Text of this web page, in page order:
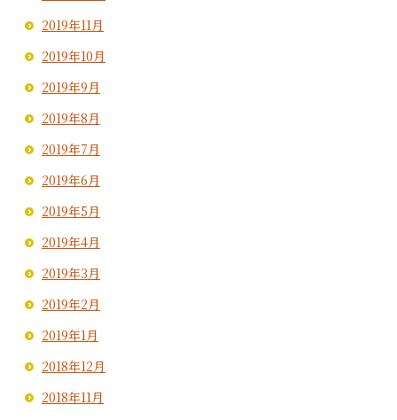
2019年11月
2019年10月
2019年9月
2019年8月
2019年7月
2019年6月
2019年5月
2019年4月
2019年3月
2019年2月
2019年1月
2018年12月
2018年11月